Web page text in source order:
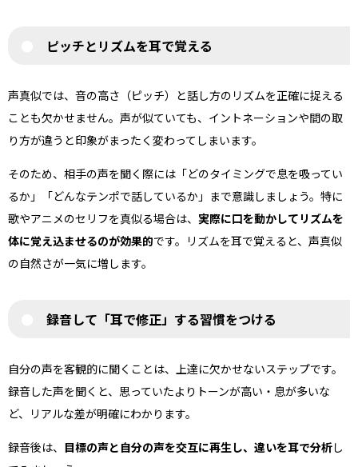
ピッチとリズムを耳で覚える
声真似では、音の高さ（ピッチ）と話し方のリズムを正確に捉える
ことも欠かせません。声が似ていても、イントネーションや間の取
り方が違うと印象がまったく変わってしまいます。
そのため、相手の声を聞く際には「どのタイミングで息を吸ってい
るか」「どんなテンポで話しているか」まで意識しましょう。特に
歌やアニメのセリフを真似る場合は、 実際に口を動かしてリズムを
体に覚え込ませるのが効果的です。リズムを耳で覚えると、声真似
の自然さが一気に増します。
録音して「耳で修正」する習慣をつける
自分の声を客観的に聞くことは、上達に欠かせないステップです。
録音した声を聞くと、思っていたよりトーンが高い・息が多いな
ど、リアルな差が明確にわかります。
録音後は、 目標の声と自分の声を交互に再生し、違いを耳で分析し